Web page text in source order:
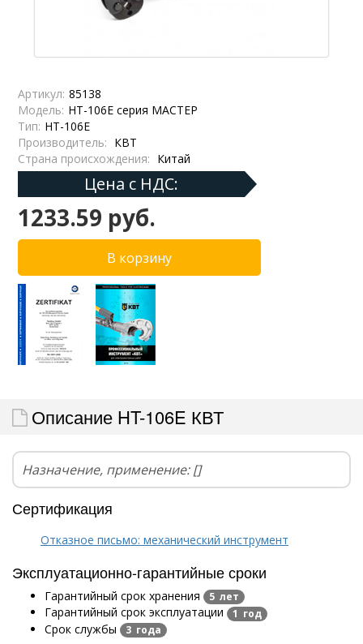
Артикул: 85138
Модель: HT-106E серия МАСТЕР
Тип: HT-106E
Производитель: КВТ
Страна происхождения: Китай
Цена с НДС:
1233.59 руб.
Описание HT-106E КВТ
Назначение, применение: []
Сертификация
Отказное письмо: механический инструмент
Эксплуатационно-гарантийные сроки
Гарантийный срок хранения 5 лет
Гарантийный срок эксплуатации 1 год
Срок службы 3 года